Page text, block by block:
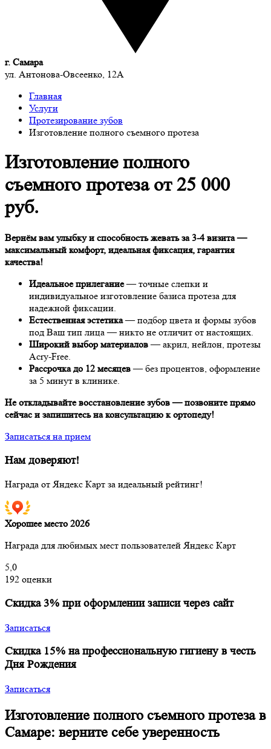
г. Самара
ул. Антонова-Овсеенко, 12А
Главная
Услуги
Протезирование зубов
Изготовление полного съемного протеза
Изготовление полного
съемного протезаот 25 000
руб.
Вернём вам улыбку и способность жевать за 3-4 визита —
максимальный комфорт, идеальная фиксация, гарантия
качества!
Идеальное прилегание— точные слепки и
индивидуальное изготовление базиса протеза для
надежной фиксации.
Естественная эстетика— подбор цвета и формы зубов
под Ваш тип лица — никто не отличит от настоящих.
Широкий выбор материалов— акрил, нейлон, протезы
Acry-Free.
Рассрочка до 12 месяцев— без процентов, оформление
за 5 минут в клинике.
Не откладывайте восстановление зубов — позвоните прямо
сейчас и запишитесь на консультацию к ортопеду!
Записаться на прием
Нам доверяют!
Награда от Яндекс Карт за идеальный рейтинг!
Хорошее место 2026
Награда для любимых мест пользователей Яндекс Карт
5,0
192 оценки
Скидка 3% при оформлении записи через сайт
Записаться
Скидка 15% на профессиональную гигиену в честь
Дня Рождения
Записаться
Изготовление полного съемного протеза в
Самаре: верните себе уверенность